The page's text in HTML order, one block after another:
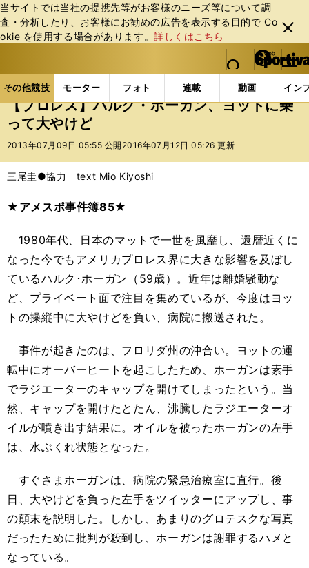
当サイトでは当社の提携先等がお客様のニーズ等について調
査・分析したり、お客様にお勧めの広告を表⽰する⽬的で Co
okie を使⽤する場合があります。詳しくはこちら
閉じ
る
web Sportiva (webスポルティーバ)
検索
マイペ
ー
ジ
メニュ
その他競技 モーター フォト 連載 動画 イン
ス
ポ
ル
バ
その他競技の記事一覧 格闘技 プロレス 【プロ
【プロレス】ハルク・ホーガン、ヨットに乗
って大やけど
2013年07月09日 05:55 公開 2016年07月12日 05:26 更新
三尾圭●協力 text Mio Kiyoshi
★ アメスポ事件簿85★
1980年代、日本のマットで一世を風靡し、還暦近くに
なった今でもアメリカプロレス界に大きな影響を及ぼし
ているハルク･ホーガン（59歳）。近年は離婚騒動な
ど、プライベート面で注目を集めているが、今度はヨッ
トの操縦中に大やけどを負い、病院に搬送された。
事件が起きたのは、フロリダ州の沖合い。ヨットの運
転中にオーバーヒートを起こしたため、ホーガンは素手
でラジエーターのキャップを開けてしまったという。当
然、キャップを開けたとたん、沸騰したラジエーターオ
イルが噴き出す結果に。オイルを被ったホーガンの左手
は、水ぶくれ状態となった。
すぐさまホーガンは、病院の緊急治療室に直行。後
日、大やけどを負った左手をツイッターにアップし、事
の顛末を説明した。しかし、あまりのグロテスクな写真
だったために批判が殺到し、ホーガンは謝罪するハメと
なっている。